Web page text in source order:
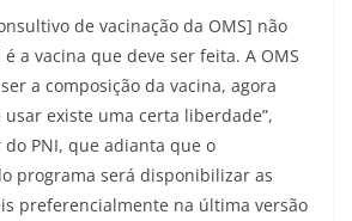
de vacinação da OMS] não
a vacina que deve ser feita. A OMS
a composição da vacina, agora
existe uma certa liberdade”,
PNI, que adianta que o
programa será disponibilizar as
preferencialmente na última versão